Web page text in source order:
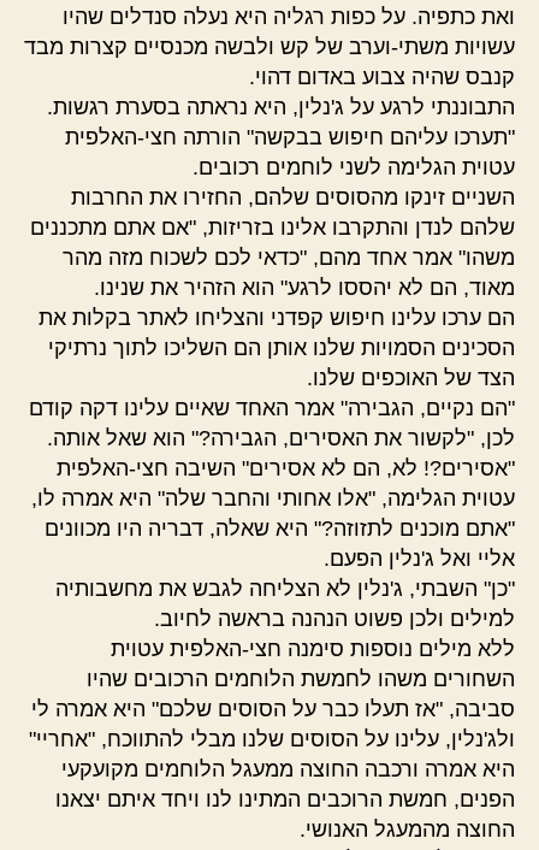
ואת כתפיה. על כפות רגליה היא נעלה סנדלים שהיו
עשויות משתי-וערב של קש ולבשה מכנסיים קצרות מבד
קנבס שהיה צבוע באדום דהוי.
התבוננתי לרגע על ג'נלין, היא נראתה בסערת רגשות.
"תערכו עליהם חיפוש בבקשה" הורתה חצי-האלפית
עטוית הגלימה לשני לוחמים רכובים.
השניים זינקו מהסוסים שלהם, החזירו את החרבות
שלהם לנדן והתקרבו אלינו בזריזות, "אם אתם מתכננים
משהו" אמר אחד מהם, "כדאי לכם לשכוח מזה מהר
מאוד, הם לא יהססו לרגע" הוא הזהיר את שנינו.
הם ערכו עלינו חיפוש קפדני והצליחו לאתר בקלות את
הסכינים הסמויות שלנו אותן הם השליכו לתוך נרתיקי
הצד של האוכפים שלנו.
"הם נקיים, הגבירה" אמר האחד שאיים עלינו דקה קודם
לכן, "לקשור את האסירים, הגבירה?" הוא שאל אותה.
"אסירים?! לא, הם לא אסירים" השיבה חצי-האלפית
עטוית הגלימה, "אלו אחותי והחבר שלה" היא אמרה לו,
"אתם מוכנים לתזוזה?" היא שאלה, דבריה היו מכוונים
אליי ואל ג'נלין הפעם.
"כן" השבתי, ג'נלין לא הצליחה לגבש את מחשבותיה
למילים ולכן פשוט הנהנה בראשה לחיוב.
ללא מילים נוספות סימנה חצי-האלפית עטוית
השחורים משהו לחמשת הלוחמים הרכובים שהיו
סביבה, "אז תעלו כבר על הסוסים שלכם" היא אמרה לי
ולג'נלין, עלינו על הסוסים שלנו מבלי להתווכח, "אחריי"
היא אמרה ורכבה החוצה ממעגל הלוחמים מקועקעי
הפנים, חמשת הרוכבים המתינו לנו ויחד איתם יצאנו
החוצה מהמעגל האנושי.